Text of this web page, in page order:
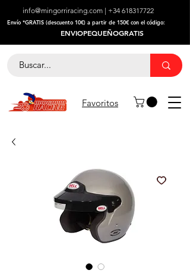
info@mingorriracing.com | +34 618317722
​Envío *GRATIS (descuento 10€) a partir de 150€ con el código:
ENVIOPEQUEÑOGRATIS
Favoritos